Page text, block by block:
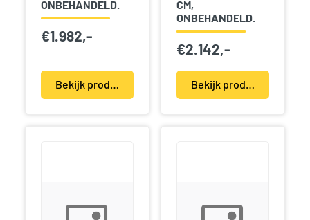
ONBEHANDELD.
€1.982,-
Bekijk product(en)
CM,
ONBEHANDELD.
€2.142,-
Bekijk product(en)